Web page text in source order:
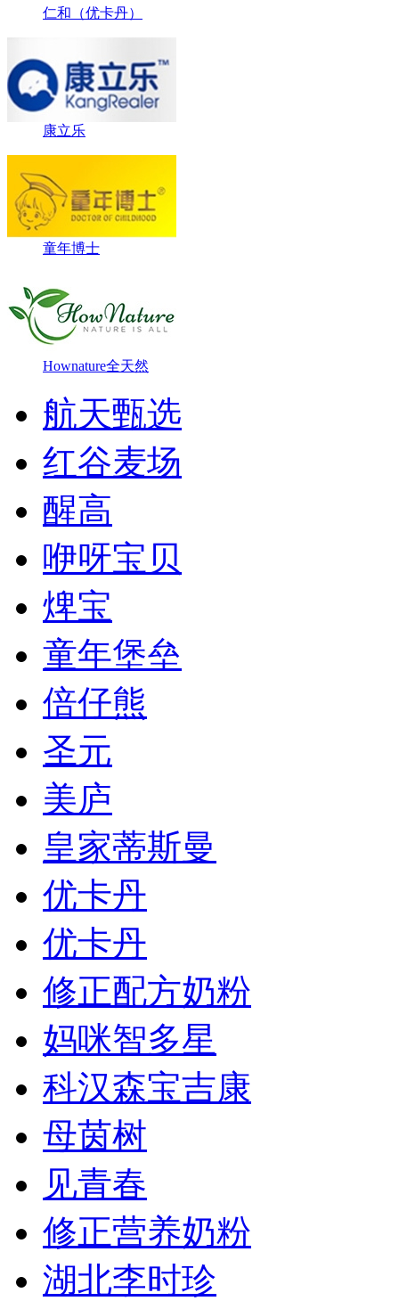
仁和（优卡丹）
康立乐
童年博士
Hownature全天然
航天甄选
红谷麦场
醒高
咿呀宝贝
焷宝
童年堡垒
倍仔熊
圣元
美庐
皇家蒂斯曼
优卡丹
优卡丹
修正配方奶粉
妈咪智多星
科汉森宝吉康
母茵树
见青春
修正营养奶粉
湖北李时珍